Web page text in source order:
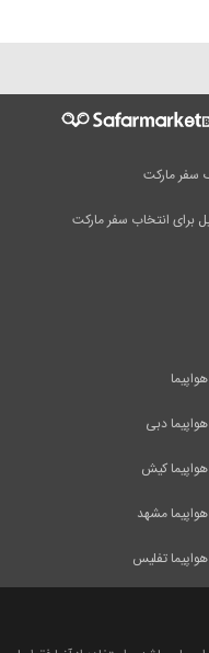
سفر مارکت
دبی
کیش
مشهد
تفلیس